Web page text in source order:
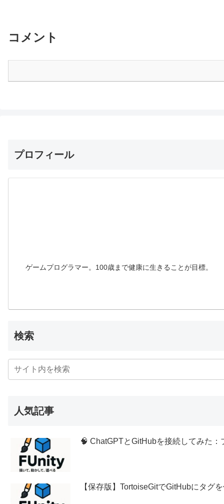
コメント
プロフィール
ゲームプログラマー。100歳まで健康に生きることが目標。
検索
人気記事
🧠 ChatGPTとGitHubを接続してみた
【保存版】TortoiseGitでGitHubにタグ